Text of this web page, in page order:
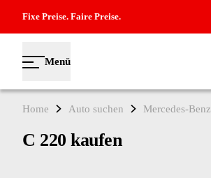
Fixe Preise. Faire Preise.
Menü
Home Auto suchen Mercedes-Benz
C 220 kaufen